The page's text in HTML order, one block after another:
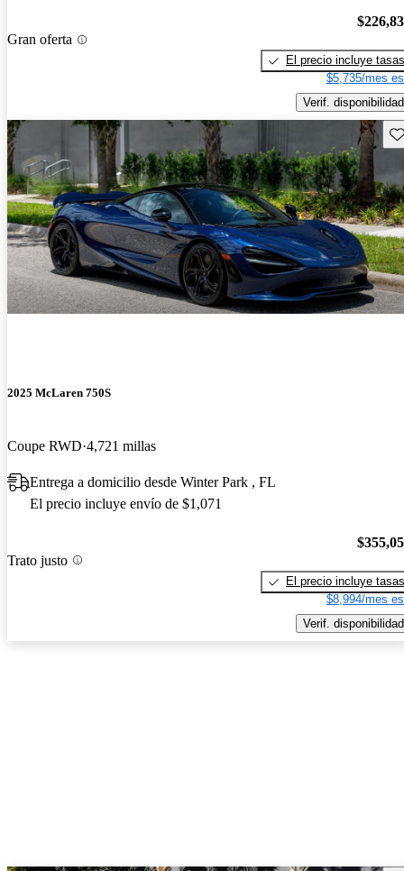
Gran oferta
El precio incluye tasas
$5,735/mes
Verif. disponibilidad
2025 McLaren 750S
Coupe RWD 4,721 millas
Entrega a domicilio desde Winter Park , FL
El precio incluye envío de $1,071
Trato justo
El precio incluye tasas
$8,994/mes
Verif. disponibilidad